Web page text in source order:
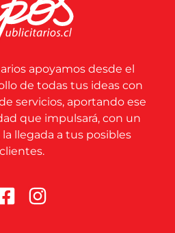
apoyamos desde el
de todas tus ideas con
servicios, aportando ese
que impulsará, con un
llegada a tus posibles
clientes.